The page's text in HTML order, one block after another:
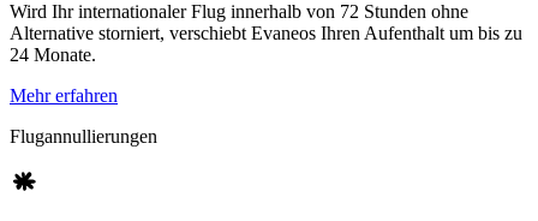
Wird Ihr internationaler Flug innerhalb von 72 Stunden ohne
Alternative storniert, verschiebt Evaneos Ihren Aufenthalt um bis zu
24 Monate.
Mehr erfahren
Flugannullierungen